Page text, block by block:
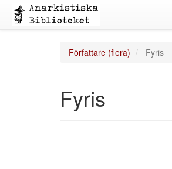
Författare (flera) Fyris
Fyris